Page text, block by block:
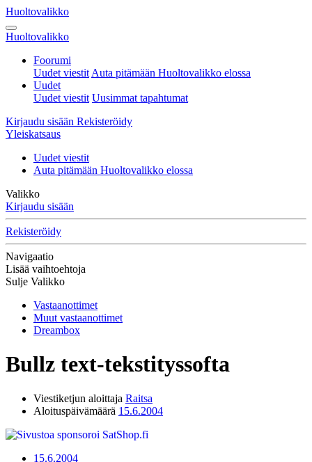
Huoltovalikko
Huoltovalikko
Foorumi
Uudet viestit Auta pitämään Huoltovalikko elossa
Uudet
Uudet viestit Uusimmat tapahtumat
Kirjaudu sisään Rekisteröidy
Yleiskatsaus
Uudet viestit
Auta pitämään Huoltovalikko elossa
Valikko
Kirjaudu sisään
Rekisteröidy
Navigaatio
Lisää vaihtoehtoja
Sulje Valikko
Vastaanottimet
Muut vastaanottimet
Dreambox
Bullz text-tekstityssofta
Viestiketjun aloittaja Raitsa
Aloituspäivämäärä 15.6.2004
15.6.2004